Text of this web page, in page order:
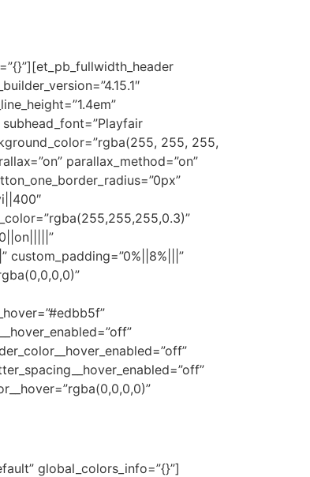
255, 255,
parallax_method=”on”
custom_padding=”0%||8%|||”
global_colors_info=”{}”]